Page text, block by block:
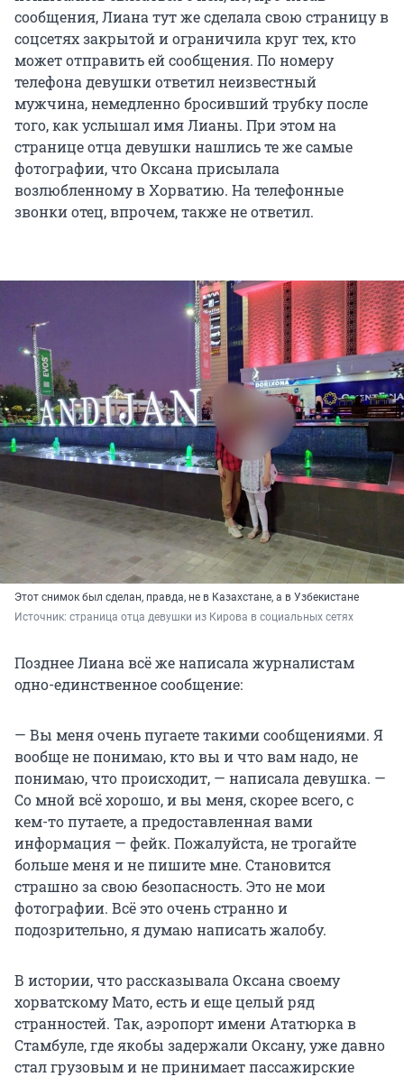
сообщения, Лиана тут же сделала свою страницу в
соцсетях закрытой и ограничила круг тех, кто
может отправить ей сообщения. По номеру
телефона девушки ответил неизвестный
мужчина, немедленно бросивший трубку после
того, как услышал имя Лианы. При этом на
странице отца девушки нашлись те же самые
фотографии, что Оксана присылала
возлюбленному в Хорватию. На телефонные
звонки отец, впрочем, также не ответил.
Этот снимок был сделан, правда, не в Казахстане, а в Узбекистане
Источник: страница отца девушки из Кирова в социальных сетях
Позднее Лиана всё же написала журналистам
одно-единственное сообщение:
— Вы меня очень пугаете такими сообщениями. Я
вообще не понимаю, кто вы и что вам надо, не
понимаю, что происходит, — написала девушка. —
Со мной всё хорошо, и вы меня, скорее всего, с
кем-то путаете, а предоставленная вами
информация — фейк. Пожалуйста, не трогайте
больше меня и не пишите мне. Становится
страшно за свою безопасность. Это не мои
фотографии. Всё это очень странно и
подозрительно, я думаю написать жалобу.
В истории, что рассказывала Оксана своему
хорватскому Мато, есть и еще целый ряд
странностей. Так, аэропорт имени Ататюрка в
Стамбуле, где якобы задержали Оксану, уже давно
стал грузовым и не принимает пассажирские